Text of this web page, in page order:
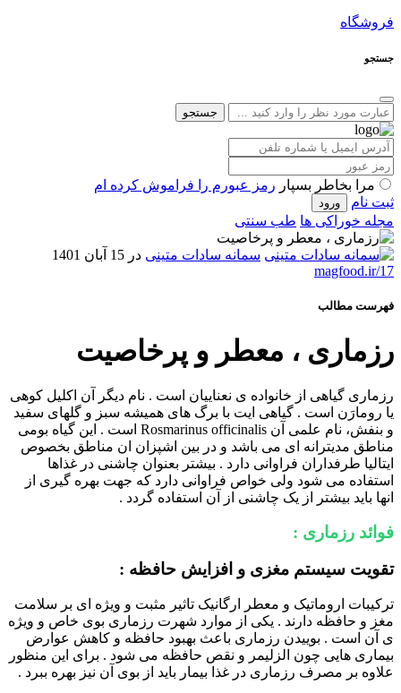
فروشگاه
جستجو
جستجو
مرا بخاطر بسپار رمز عبورم را فراموش کرده ام
ثبت نام
مجله خوراکی ها طب سنتی
سمانه سادات متینی در 15 آبان 1401
magfood.ir/17
فهرست مطالب
رزماری ، معطر و پرخاصیت
رزماری گیاهی از خانواده ی نعناییان است . نام دیگر آن اکلیل کوهی
یا رومارَن است . گیاهی ایت با برگ های همیشه سبز و گلهای سفید
و بنفش، نام علمی آن Rosmarinus officinalis است . این گیاه بومی
مناطق مدیترانه ای می باشد و در بین اشپزان ان مناطق بخصوص
ایتالیا طرفداران فراوانی دارد . بیشتر بعنوان چاشنی در غذاها
استفاده می شود ولی خواص فراوانی دارد که جهت بهره گیری از
انها باید بیشتر از یک چاشنی از آن استفاده گردد .
فوائد رزماری :
تقویت سیستم مغزی و افزایش حافظه :
ترکیبات اروماتیک و معطر ارگانیک تاثیر مثبت و ویژه ای بر سلامت
مغز و حافظه دارند . یکی از موارد شهرت رزماری بوی خاص و ویژه
ی آن است . بوییدن رزماری باعث بهبود حافظه و کاهش عوارض
بیماری هایی چون الزلیمر و نقص حافظه می شود . برای این منظور
علاوه بر مصرف رزماری در غذا بیمار باید از بوی آن نیز بهره ببرد .